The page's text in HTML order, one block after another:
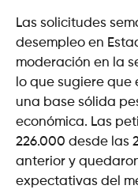
Las solicitudes
desempleo en
moderación en la
lo que sugiere
una base sólida
económica. Las
226.000 desde las
anterior y
expectativas del